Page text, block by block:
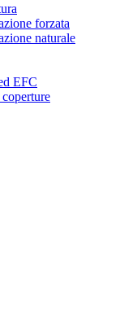
forzata
naturale
EFC